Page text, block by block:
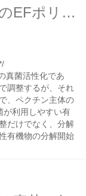
牛糞の熟成の起爆剤としてのEFポリマー
真菌活性化であ
調整するが、それ
、ペクチン主体の
が利用しやすい有
だけでなく、分解
有機物の分解開始